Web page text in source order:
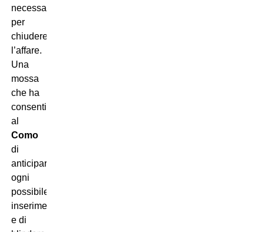
necessaria
per
chiudere
l’affare.
Una
mossa
che ha
consentito
al
Como
di
anticipare
ogni
possibile
inserimento
e di